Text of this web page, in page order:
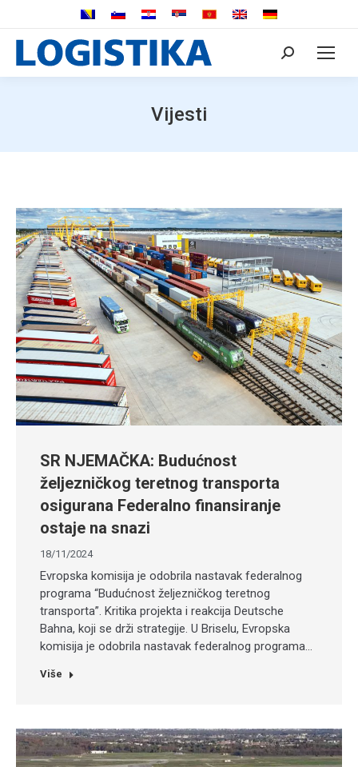
Search:
Vijesti
SR NJEMAČKA: Budućnost
željezničkog teretnog transporta
osigurana Federalno finansiranje
ostaje na snazi
18/11/2024
Evropska komisija je odobrila nastavak federalnog
programa “Budućnost željezničkog teretnog
transporta”. Kritika projekta i reakcija Deutsche
Bahna, koji se drži strategije. U Briselu, Evropska
komisija je odobrila nastavak federalnog programa…
Više